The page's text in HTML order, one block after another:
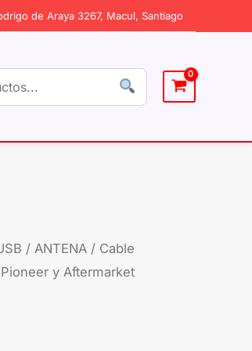
de Araya 3267, Macul, Santiago
/ ANTENA / Cable
y Aftermarket